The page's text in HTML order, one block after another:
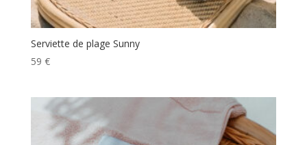
Serviette de plage Sunny
59 €